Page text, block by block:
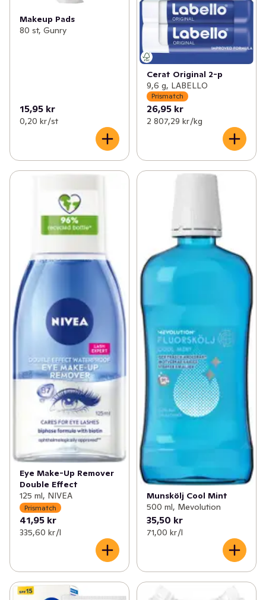
Makeup Pads
80 st, Gunry
15,95 kr
0,20 kr /st
Cerat Original 2-p
9,6 g, LABELLO
Prismatch
26,95 kr
2 807,29 kr /kg
Eye Make-Up Remover
Double Effect
125 ml, NIVEA
Prismatch
41,95 kr
335,60 kr /l
Munskölj Cool Mint
500 ml, Mevolution
35,50 kr
71,00 kr /l